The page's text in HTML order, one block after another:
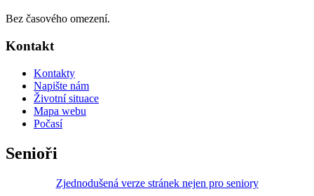
Bez časového omezení.
Kontakt
Kontakty
Napište nám
Životní situace
Mapa webu
Počasí
Senioři
Zjednodušená verze stránek nejen pro seniory